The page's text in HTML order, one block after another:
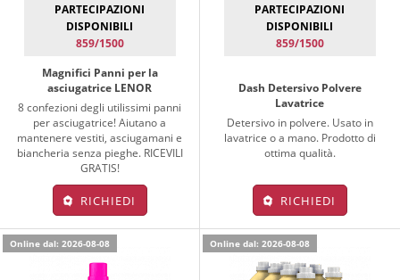
PARTECIPAZIONI
DISPONIBILI
859/1500
Magnifici Panni per la
asciugatrice LENOR
8 confezioni degli utilissimi panni
per asciugatrice! Aiutano a
mantenere vestiti, asciugamani e
biancheria senza pieghe. RICEVILI
GRATIS!
RICHIEDI
PARTECIPAZIONI
DISPONIBILI
859/1500
Dash Detersivo Polvere
Lavatrice
Detersivo in polvere. Usato in
lavatrice o a mano. Prodotto di
ottima qualità.
RICHIEDI
Online dal: 2026-08-08 Online dal: 2026-08-08